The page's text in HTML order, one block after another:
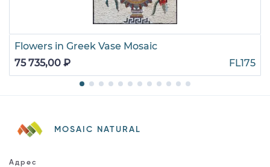
Flowers in Greek Vase Mosaic
75 735,00 ₽
FL175
MOSAIC NATURAL
Адрес